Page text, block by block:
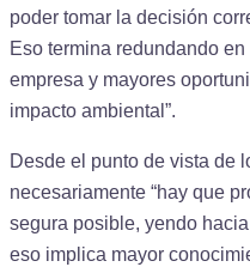
poder tomar la decisión
Eso termina redundando
empresa y mayores
impacto ambiental”.
Desde el punto de vista de
necesariamente “hay que
segura posible, yendo
eso implica mayor